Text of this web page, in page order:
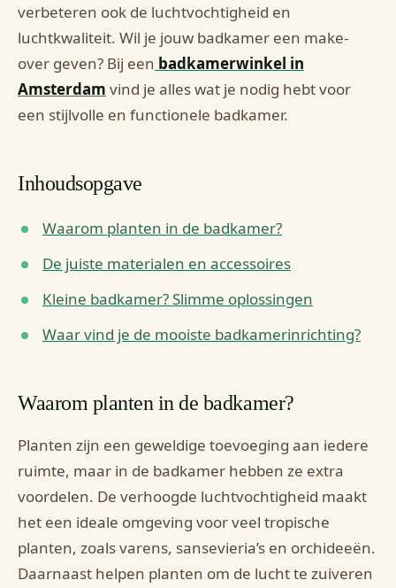
verbeteren ook de luchtvochtigheid en
luchtkwaliteit. Wil je jouw badkamer een make-
over geven? Bij een badkamerwinkel in
Amsterdam vind je alles wat je nodig hebt voor
een stijlvolle en functionele badkamer.
Inhoudsopgave
Waarom planten in de badkamer?
De juiste materialen en accessoires
Kleine badkamer? Slimme oplossingen
Waar vind je de mooiste badkamerinrichting?
Waarom planten in de badkamer?
Planten zijn een geweldige toevoeging aan iedere
ruimte, maar in de badkamer hebben ze extra
voordelen. De verhoogde luchtvochtigheid maakt
het een ideale omgeving voor veel tropische
planten, zoals varens, sansevieria’s en orchideeën.
Daarnaast helpen planten om de lucht te zuiveren